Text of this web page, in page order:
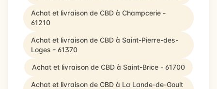
Achat et livraison de CBD à Champcerie -
61210
Achat et livraison de CBD à Saint-Pierre-des-
Loges - 61370
Achat et livraison de CBD à Saint-Brice - 61700
Achat et livraison de CBD à La Lande-de-Goult